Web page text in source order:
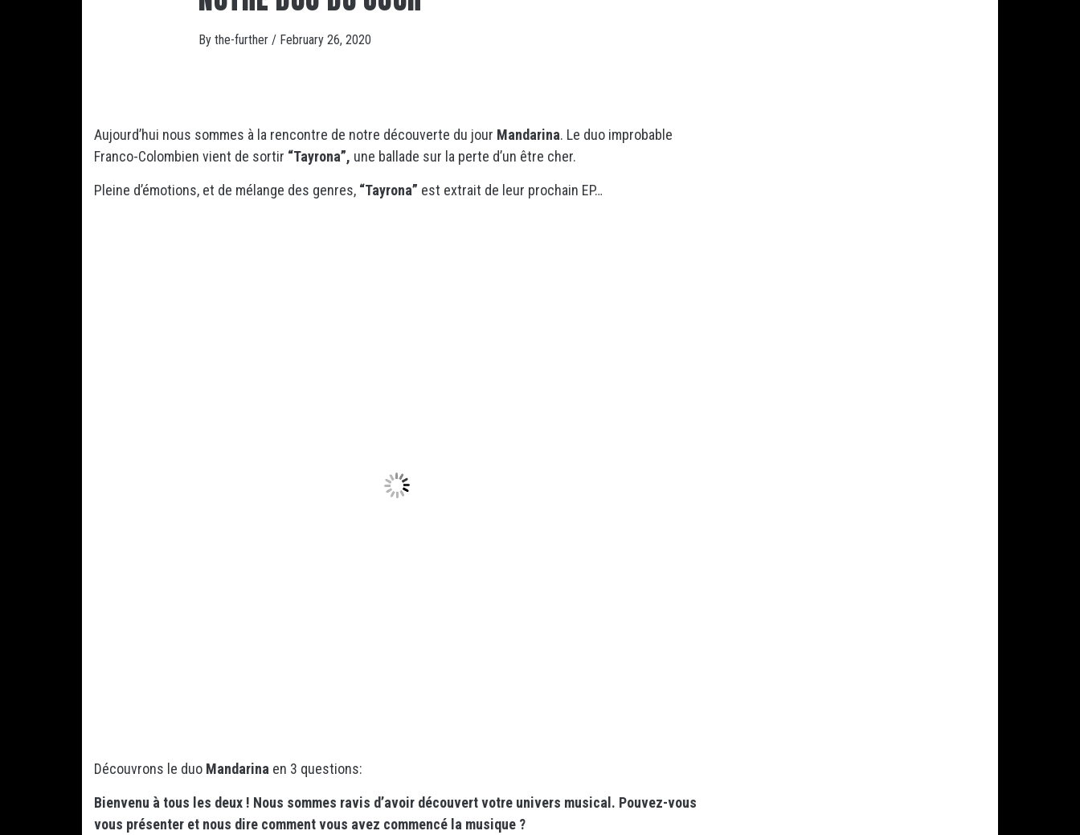
By the-further / February 26, 2020
Aujourd’hui nous sommes à la rencontre de notre découverte du jour Mandarina. Le duo improbable
Franco-Colombien vient de sortir “Tayrona”, une ballade sur la perte d’un être cher.
Pleine d’émotions, et de mélange des genres, “Tayrona” est extrait de leur prochain EP…
Découvrons le duo Mandarina en 3 questions:
Bienvenu à tous les deux ! Nous sommes ravis d’avoir découvert votre univers musical. Pouvez-vous
vous présenter et nous dire comment vous avez commencé la musique ?